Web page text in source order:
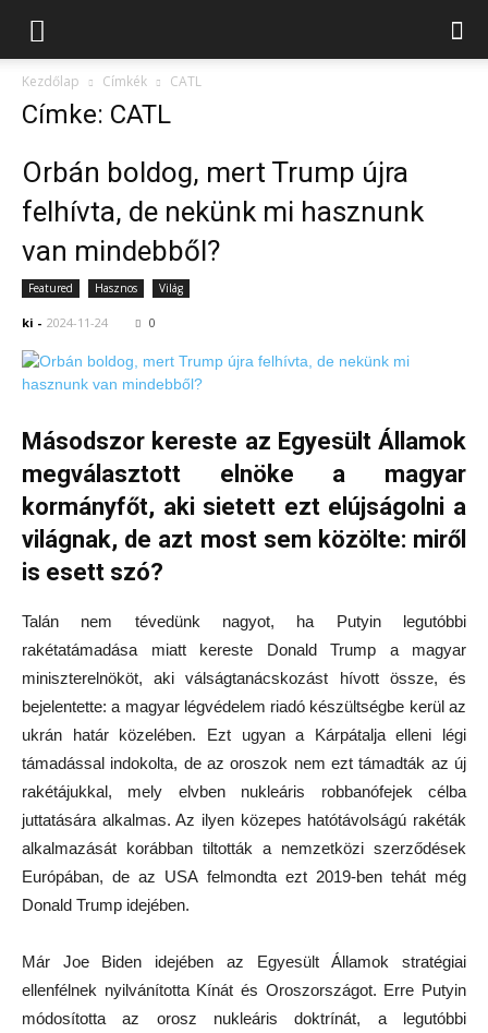
Kezdőlap Címkék CATL
Címke: CATL
Orbán boldog, mert Trump újra
felhívta, de nekünk mi hasznunk
van mindebből?
Featured Hasznos Világ
ki - 2024-11-24 0
Másodszor kereste az Egyesült Államok
megválasztott elnöke a magyar
kormányfőt, aki sietett ezt elújságolni a
világnak, de azt most sem közölte: miről
is esett szó?
Talán nem tévedünk nagyot, ha Putyin legutóbbi
rakétatámadása miatt kereste Donald Trump a magyar
miniszterelnököt, aki válságtanácskozást hívott össze, és
bejelentette: a magyar légvédelem riadó készültségbe kerül az
ukrán határ közelében. Ezt ugyan a Kárpátalja elleni légi
támadással indokolta, de az oroszok nem ezt támadták az új
rakétájukkal, mely elvben nukleáris robbanófejek célba
juttatására alkalmas. Az ilyen közepes hatótávolságú rakéták
alkalmazását korábban tiltották a nemzetközi szerződések
Európában, de az USA felmondta ezt 2019-ben tehát még
Donald Trump idejében.
Már Joe Biden idejében az Egyesült Államok stratégiai
ellenfélnek nyilvánította Kínát és Oroszországot. Erre Putyin
módosította az orosz nukleáris doktrínát, a legutóbbi